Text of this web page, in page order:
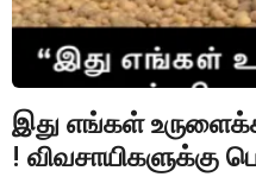
இது எங்கள்
! விவசாயிகளுக்கு